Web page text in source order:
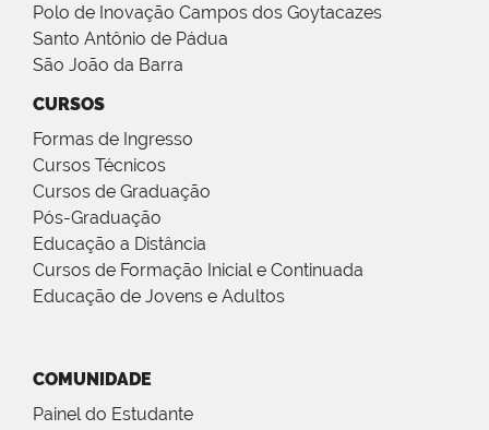
Polo de Inovação Campos dos Goytacazes
Santo Antônio de Pádua
São João da Barra
CURSOS
Formas de Ingresso
Cursos Técnicos
Cursos de Graduação
Pós-Graduação
Educação a Distância
Cursos de Formação Inicial e Continuada
Educação de Jovens e Adultos
COMUNIDADE
Painel do Estudante